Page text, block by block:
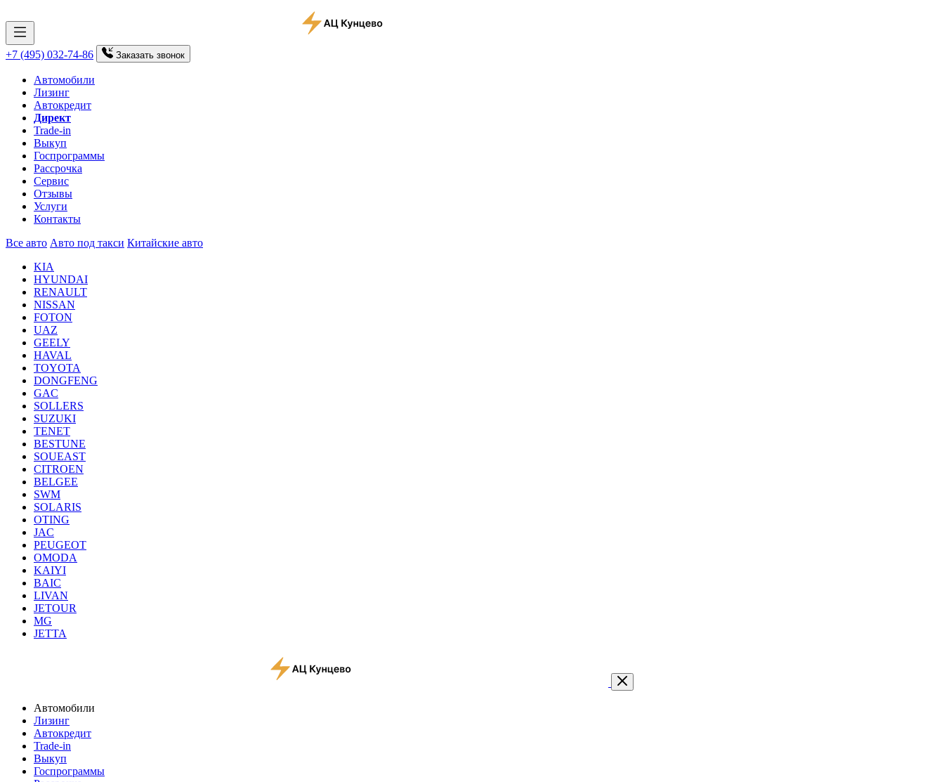
+7 (495) 032-74-86 Заказать звонок
Автомобили
Лизинг
Автокредит
Директ
Trade-in
Выкуп
Госпрограммы
Рассрочка
Сервис
Отзывы
Услуги
Контакты
Все авто Авто под такси Китайские авто
KIA
HYUNDAI
RENAULT
NISSAN
FOTON
UAZ
GEELY
HAVAL
TOYOTA
DONGFENG
GAC
SOLLERS
SUZUKI
TENET
BESTUNE
SOUEAST
CITROEN
BELGEE
SWM
SOLARIS
OTING
JAC
PEUGEOT
OMODA
KAIYI
BAIC
LIVAN
JETOUR
MG
JETTA
Автомобили
Лизинг
Автокредит
Trade-in
Выкуп
Госпрограммы